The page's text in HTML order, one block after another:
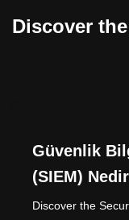
Discover
Güvenlik
(SIEM)
Discover the